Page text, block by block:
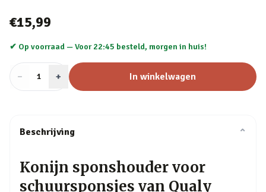
€15,99
✔ Op voorraad —Voor 22:45 besteld, morgen in huis!
− Aantal
1 + In winkelwagen
Beschrijving ⌄
Konijn sponshouder voor
schuursponsjes van Qualy